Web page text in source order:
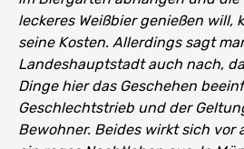
leckeres Weißbier genießen will,
seine Kosten. Allerdings sagt
Landeshauptstadt auch nach,
Dinge hier das Geschehen
Geschlechtstrieb und der
Bewohner. Beides wirkt sich vor